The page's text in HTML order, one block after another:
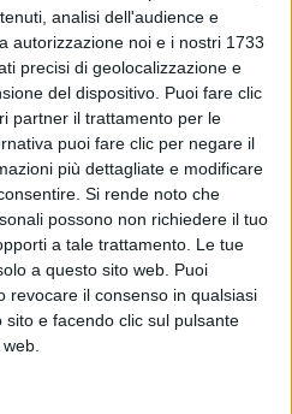
analisi dell'audience e
autorizzazione noi e i nostri 1733
precisi di geolocalizzazione e
del dispositivo. Puoi fare clic
partner il trattamento per le
puoi fare clic per negare il
più dettagliate e modificare
Si rende noto che
possono non richiedere il tuo
a tale trattamento. Le tue
a questo sito web. Puoi
revocare il consenso in qualsiasi
e facendo clic sul pulsante
ITALIO (GHALI